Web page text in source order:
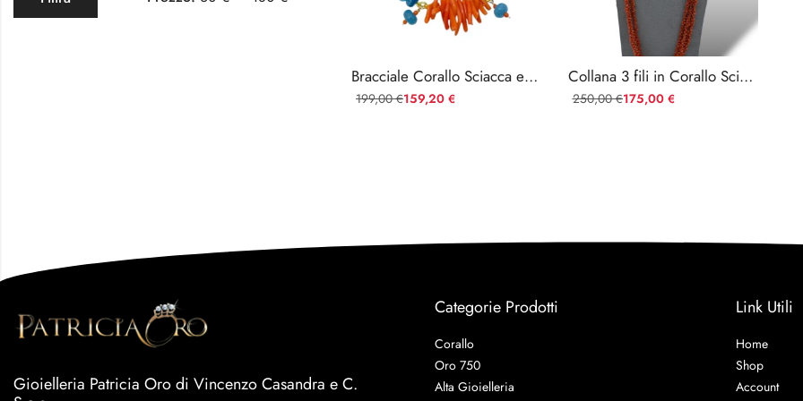
Bracciale Corallo Sciacca e Agata Blu – Cupolini Mediterranei 20cm — Ref. BaBrC61A
159,20 €
199,00€
Collana 3 fili in Corallo Sciacca con Agata blu e corniola
175,00 €
250,00€
Gioielleria Patricia Oro di Vincenzo Casandra e C.
Categorie Prodotti
Corallo
Oro 750
Alta Gioielleria
Link Utili
Home
Shop
Account